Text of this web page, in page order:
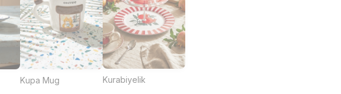
Kupa Mug Kurabiyelik